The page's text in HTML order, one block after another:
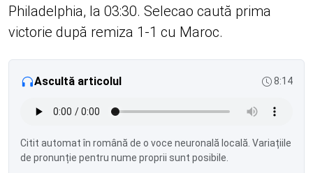
Philadelphia, la 03:30. Selecao caută prima
victorie după remiza 1-1 cu Maroc.
Ascultă articolul 8:14
Citit automat în română de o voce neuronală locală. Variațiile
de pronunție pentru nume proprii sunt posibile.